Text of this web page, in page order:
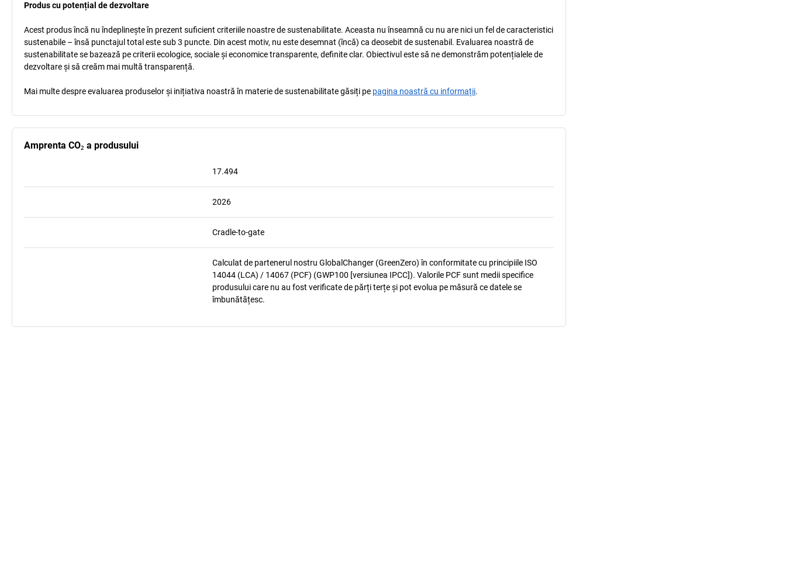
Produs cu potențial de dezvoltare
Acest produs încă nu îndeplinește în prezent suficient criteriile noastre de sustenabilitate. Aceasta nu înseamnă cu nu are nici un fel de caracteristici
sustenabile – însă punctajul total este sub 3 puncte. Din acest motiv, nu este desemnat (încă) ca deosebit de sustenabil. Evaluarea noastră de
sustenabilitate se bazează pe criterii ecologice, sociale și economice transparente, definite clar. Obiectivul este să ne demonstrăm potențialele de
dezvoltare și să creăm mai multă transparență.
Mai multe despre evaluarea produselor și inițiativa noastră în materie de sustenabilitate găsiți pe pagina noastră cu informații.
Amprenta CO₂ a produsului
17.494
2026
Cradle-to-gate
Calculat de partenerul nostru GlobalChanger (GreenZero) în conformitate cu principiile ISO
14044 (LCA) / 14067 (PCF) (GWP100 [versiunea IPCC]). Valorile PCF sunt medii specifice
produsului care nu au fost verificate de părți terțe și pot evolua pe măsură ce datele se
îmbunătățesc.